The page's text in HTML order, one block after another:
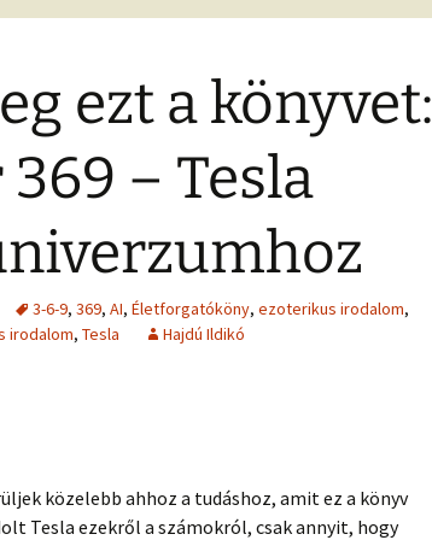
számolóprogram
– 4
Megvásárolható
–
ÉFT esetek –
tanítványoktól
Vegyes esetek
problémákra
FASTER EFT esetek
felismeréseimet és
Általános Szerződési
Feltételek
ezt a könyvet:
– Tesla
3-6-9, 369, AI, Életforgatóköny, ezoterikus irodalom,
irodalom, Tesla Hajdú Ildikó
közelebb ahhoz a tudáshoz, amit ez a könyv
Tesla ezekről a számokról, csak annyit, hogy